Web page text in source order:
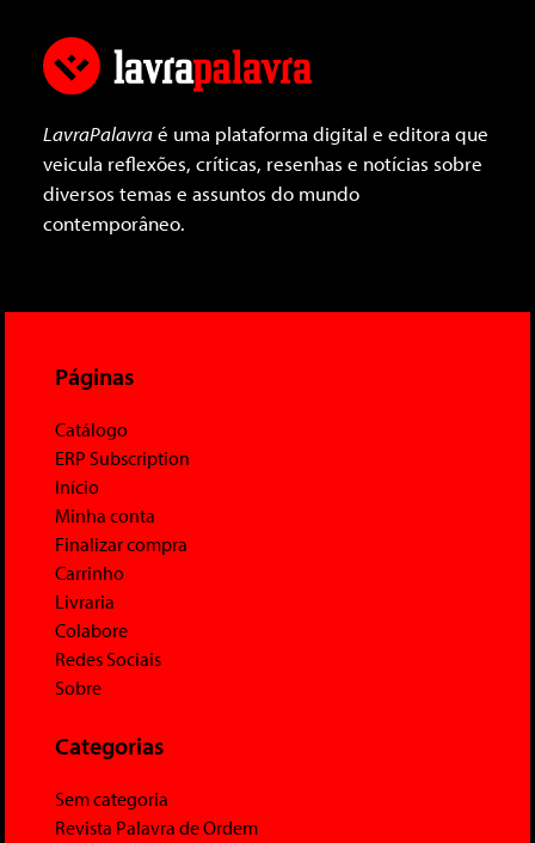
LavraPalavraé uma plataforma digital e editora que
veicula reflexões, críticas, resenhas e notícias sobre
diversos temas e assuntos do mundo
contemporâneo.
Páginas
Catálogo
ERP Subscription
Início
Minha conta
Finalizar compra
Carrinho
Livraria
Colabore
Redes Sociais
Sobre
Categorias
Sem categoria
Revista Palavra de Ordem